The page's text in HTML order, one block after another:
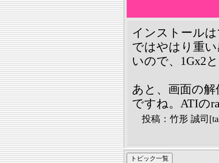
インストール
ではやはり重
いので、1Gx2
あと、画面の解
ですね。ATIの
投稿：竹形 誠司